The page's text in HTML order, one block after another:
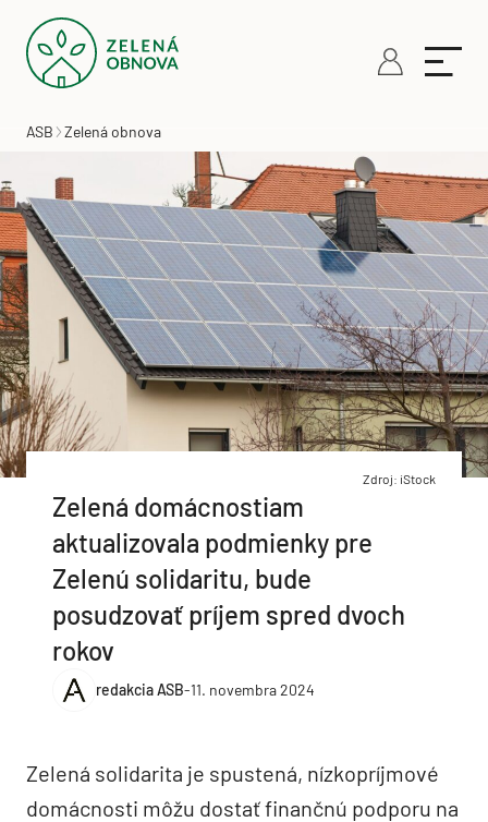
ASB Zelená obnova
Zdroj: iStock
Zelená domácnostiam
aktualizovala podmienky pre
Zelenú solidaritu, bude
posudzovať príjem spred dvoch
rokov
redakcia ASB-11. novembra 2024
Zelená solidarita je spustená, nízkopríjmové
domácnosti môžu dostať finančnú podporu na